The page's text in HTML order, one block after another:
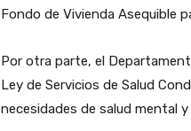
Fondo de Vivienda Asequible
Por otra parte, el
Ley de Servicios de Salud
necesidades de salud mental